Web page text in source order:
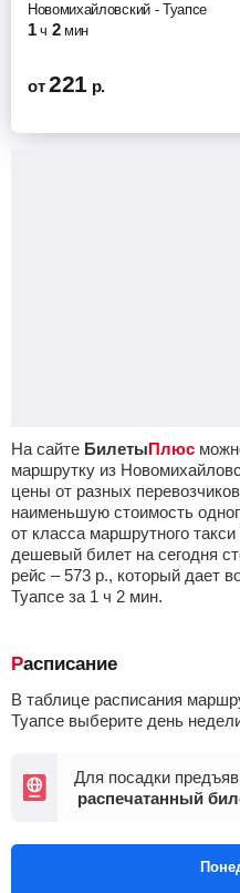
Новомихайловский- Туапсе
1 ч 2 мин
от 221 р.
На сайте БилетыПлюс
маршрутку из
цены от разных
наименьшую стоимость
от класса маршрутного
дешевый билет на сегодня
рейс –573 р., который дает
Туапсе за 1 ч 2 мин.
Расписание
В таблице расписания
Туапсе выберите день
Для посадки
распечатанный